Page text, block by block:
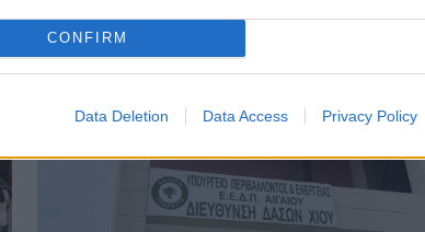
CONFIRM
Data Deletion Data Access Privacy Policy